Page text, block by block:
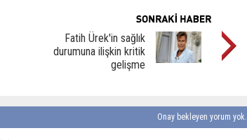
Fatih Ürek'in sağlık
durumuna ilişkin kritik
gelişme
Onay bekleyen yorum yok.